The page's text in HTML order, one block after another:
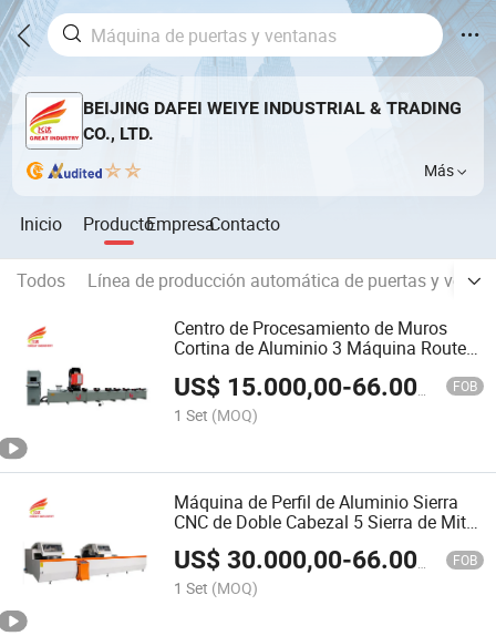
BEIJING DAFEI WEIYE INDUSTRIAL & TRADING
CO., LTD.
Más
Inicio ProductoEmpresaContacto
Todos
Línea de producción automática de puertas y
Centro de Procesamiento de Muros
Cortina de Aluminio 3 Máquina Router
para Ventanas y Puertas
US$ 15.000,00-66.000,00 FOB
1 Set (MOQ)
Máquina de Perfil de Aluminio Sierra
CNC de Doble Cabezal 5 Sierra de Mitre
Doble CNC para Aluminio y PVC
US$30.000,00-66.000,00 FOB
1 Set (MOQ)